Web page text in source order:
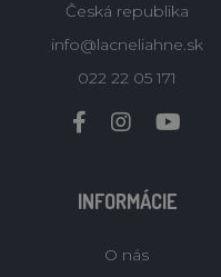
Česká republika
info@lacneliahne.sk
022 22 05 171
INFORMÁCIE
O nás